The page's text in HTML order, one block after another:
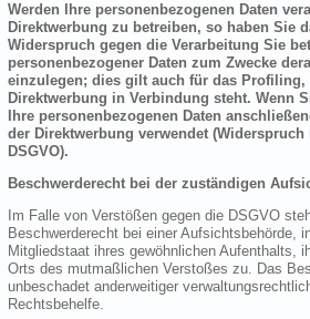
Werden Ihre personenbezogenen Daten
Direktwerbung zu betreiben, so haben Sie
Widerspruch gegen die Verarbeitung Sie
personenbezogener Daten zum Zwecke
einzulegen; dies gilt auch für das
Direktwerbung in Verbindung steht. Wenn
Ihre personenbezogenen Daten
der Direktwerbung verwendet (Widerspruch
DSGVO).
Beschwerderecht bei der zuständigen
Im Falle von Verstößen gegen die DSGVO
Beschwerderecht bei einer Aufsichtsbehörde,
Mitgliedstaat ihres gewöhnlichen Aufenthalts,
Orts des mutmaßlichen Verstoßes zu. Das
unbeschadet anderweitiger
Rechtsbehelfe.